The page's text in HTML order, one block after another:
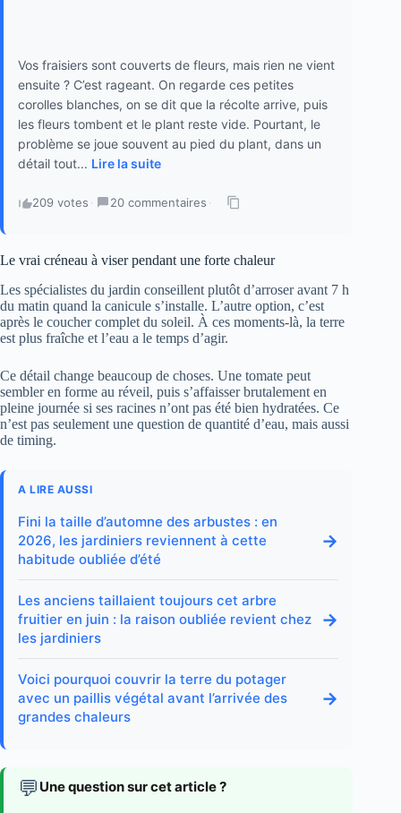
Vos fraisiers sont couverts de fleurs, mais rien ne vient
ensuite ? C’est rageant. On regarde ces petites
corolles blanches, on se dit que la récolte arrive, puis
les fleurs tombent et le plant reste vide. Pourtant, le
problème se joue souvent au pied du plant, dans un
détail tout... Lire la suite
209 votes · 20 commentaires ·
Le vrai créneau à viser pendant une forte chaleur
Les spécialistes du jardin conseillent plutôt d’arroser avant 7 h
du matin quand la canicule s’installe. L’autre option, c’est
après le coucher complet du soleil. À ces moments-là, la terre
est plus fraîche et l’eau a le temps d’agir.
Ce détail change beaucoup de choses. Une tomate peut
sembler en forme au réveil, puis s’affaisser brutalement en
pleine journée si ses racines n’ont pas été bien hydratées. Ce
n’est pas seulement une question de quantité d’eau, mais aussi
de timing.
A LIRE AUSSI
Fini la taille d’automne des arbustes : en
2026, les jardiniers reviennent à cette
habitude oubliée d’été
→
Les anciens taillaient toujours cet arbre
fruitier en juin : la raison oubliée revient chez
les jardiniers
→
Voici pourquoi couvrir la terre du potager
avec un paillis végétal avant l’arrivée des
grandes chaleurs
→
💬 Une question sur cet article ?